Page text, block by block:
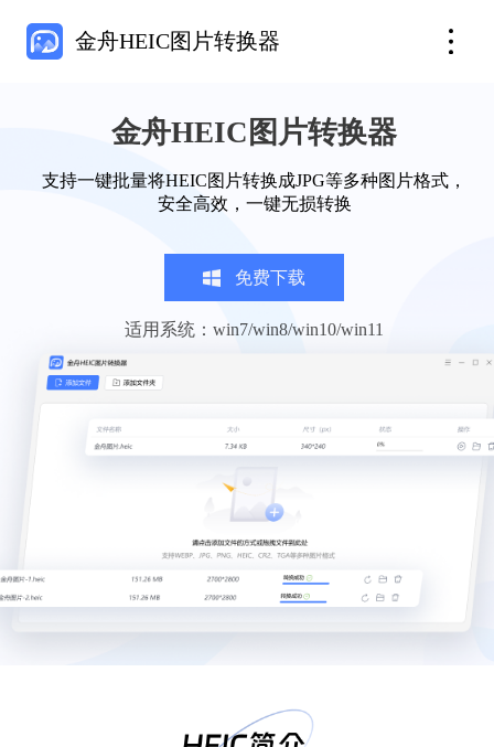
金舟HEIC图片转换器
金舟HEIC图片转换器
支持一键批量将HEIC图片转换成JPG等多种图片格式，
安全高效，一键无损转换
免费下载
适用系统：win7/win8/win10/win11